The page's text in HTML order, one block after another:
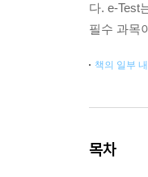
다. e-Test
필수 과목
책의 일부
목차